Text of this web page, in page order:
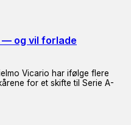
— og vil forlade
Vicario har ifølge flere
for et skifte til Serie A-